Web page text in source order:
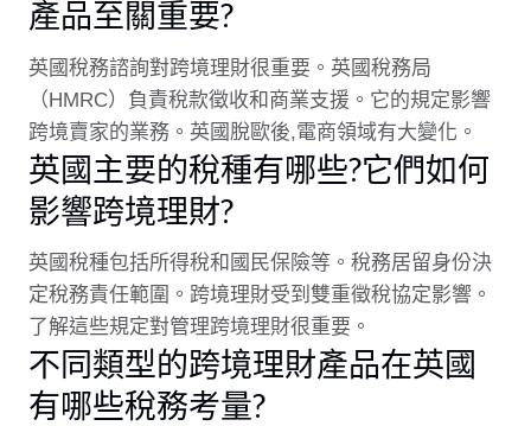
產品至關重要?
英國稅務諮詢對跨境理財很重要。英國稅務局
（HMRC）負責稅款徵收和商業支援。它的規定影響
跨境賣家的業務。英國脫歐後,電商領域有大變化。
英國主要的稅種有哪些?它們如何
影響跨境理財?
英國稅種包括所得稅和國民保險等。稅務居留身份決
定稅務責任範圍。跨境理財受到雙重徵稅協定影響。
了解這些規定對管理跨境理財很重要。
不同類型的跨境理財產品在英國
有哪些稅務考量?